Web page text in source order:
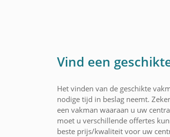
Vind een
Het vinden van de geschikte
nodige tijd in beslag neemt.
een vakman waaraan u uw
moet u verschillende offertes
beste prijs/kwaliteit voor uw